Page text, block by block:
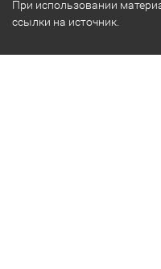
При использовании
ссылки на источник.